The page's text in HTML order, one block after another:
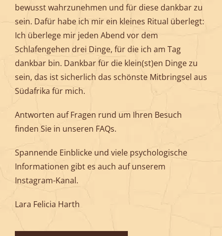
bewusst wahrzunehmen und für diese dankbar zu
sein. Dafür habe ich mir ein kleines Ritual überlegt:
Ich überlege mir jeden Abend vor dem
Schlafengehen drei Dinge, für die ich am Tag
dankbar bin. Dankbar für die klein(st)en Dinge zu
sein, das ist sicherlich das schönste Mitbringsel aus
Südafrika für mich.
Antworten auf Fragen rund um Ihren Besuch
finden Sie in unseren FAQs.
Spannende Einblicke und viele psychologische
Informationen gibt es auch auf unserem
Instagram-Kanal.
Lara Felicia Harth